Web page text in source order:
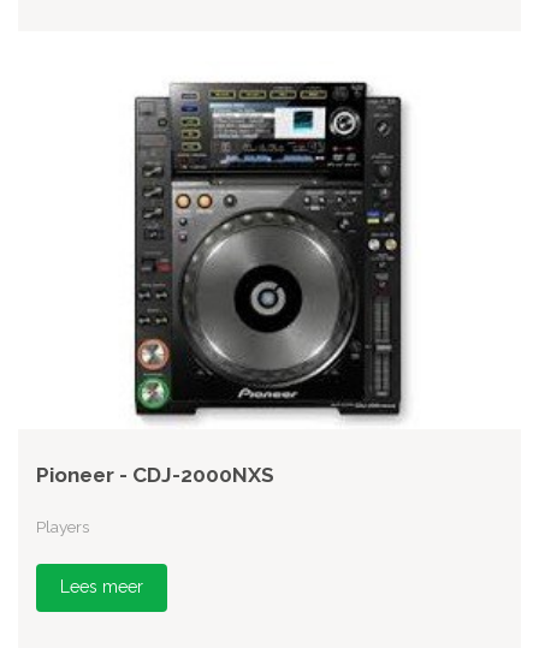
Pioneer - CDJ-2000NXS
Players
Lees meer